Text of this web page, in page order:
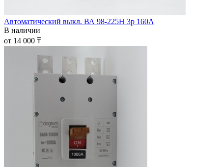
Автоматический выкл. ВА 98-225Н 3р 160А
В наличии
от 14 000 ₸